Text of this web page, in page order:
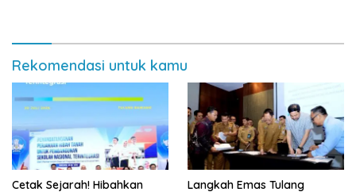
Rekomendasi untuk kamu
Cetak Sejarah! Hibahkan
Langkah Emas Tulang